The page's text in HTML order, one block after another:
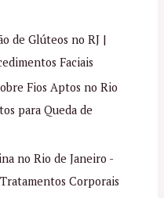
de Glúteos no RJ |
Faciais
Fios Aptos no Rio
para Queda de
no Rio de Janeiro -
Tratamentos Corporais